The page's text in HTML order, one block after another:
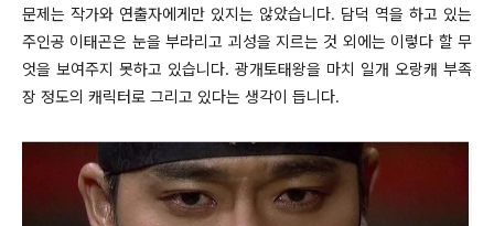
문제는 작가와 연출자에게만 있지는 않았습니다. 담덕 역을 하고 있는
주인공 이태곤은 눈을 부라리고 괴성을 지르는 것 외에는 이렇다 할 무
엇을 보여주지 못하고 있습니다. 광개토태왕을 마치 일개 오랑캐 부족
장 정도의 캐릭터로 그리고 있다는 생각이 듭니다.